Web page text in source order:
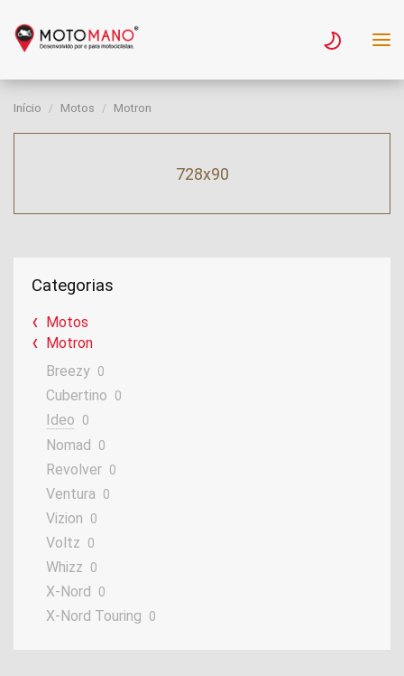
Início Motos Motron
728x90
Categorias
Motos
Motron
Breezy 0
Cubertino 0
Ideo 0
Nomad 0
Revolver 0
Ventura 0
Vizion 0
Voltz 0
Whizz 0
X-Nord 0
X-Nord Touring 0